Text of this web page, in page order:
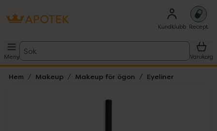
Kundklubb Recept
Meny
Sök
Varukorg
Hem Makeup Makeup för ögon Eyeliner